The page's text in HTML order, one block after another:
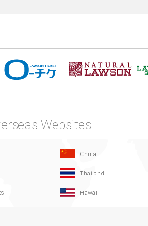
Websites
China
Thailand
Hawaii